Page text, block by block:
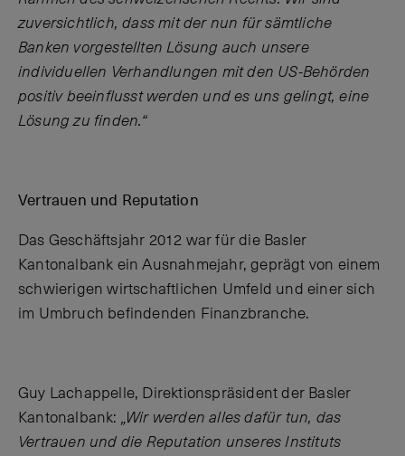
zuversichtlich, dass mit der nun für sämtliche
Banken vorgestellten Lösung auch unsere
individuellen Verhandlungen mit den US-Behörden
positiv beeinflusst werden und es uns gelingt, eine
Lösung zu finden.“
Vertrauen und Reputation
Das Geschäftsjahr 2012 war für die Basler
Kantonalbank ein Ausnahmejahr, geprägt von einem
schwierigen wirtschaftlichen Umfeld und einer sich
im Umbruch befindenden Finanzbranche.
Guy Lachappelle, Direktionspräsident der Basler
Kantonalbank: „Wir werden alles dafür tun, das
Vertrauen und die Reputation unseres Instituts